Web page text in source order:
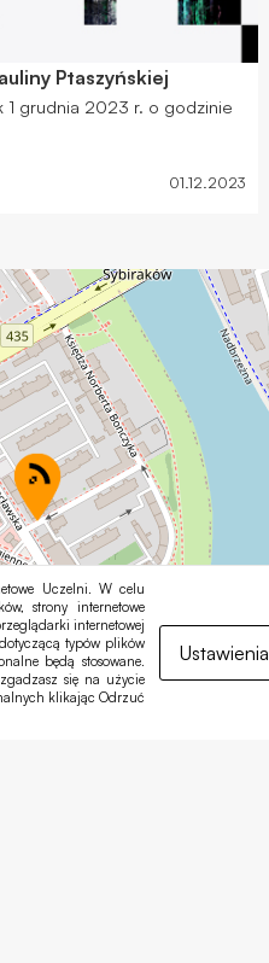
Ptaszyńskiej
1 grudnia 2023 r. o godzinie
01.12.2023
Uczelni. W celu
strony internetowe
internetowej
typów plików
będą stosowane.
się na użycie
klikając Odrzuć
Ustawienia